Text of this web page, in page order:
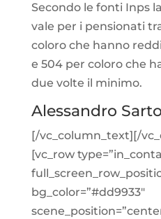
Secondo le fonti Inps
vale per i pensionati
coloro che hanno
e 504 per coloro che
due volte il minimo.
Alessandro
[/vc_column_text][/
[vc_row
bg_color=”#dd9933″